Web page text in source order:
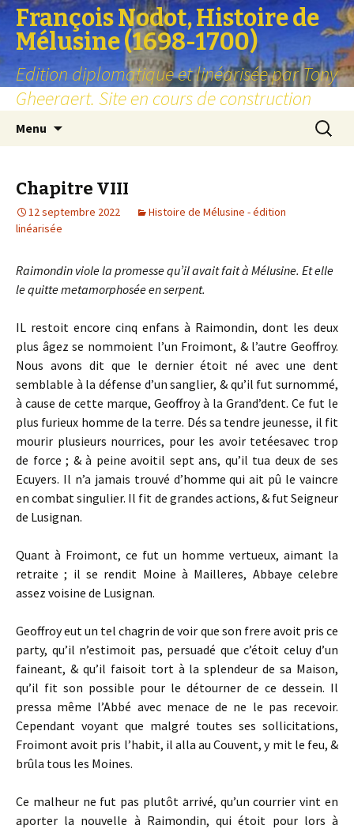
François Nodot, Histoire de
Mélusine (1698-1700)
Edition diplomatique et linéarisée par Tony
Gheeraert. Site en cours de construction
Menu
Chapitre VIII
12 septembre 2022
Histoire de Mélusine - édition
linéarisée
Raimondin viole la promesse qu’il avait fait à Mélusine. Et elle
le quitte metamorphosée en serpent.
IL restoit encore cinq enfans à Raimondin, dont les deux
plus âgez se nommoient l’un Froimont, & l’autre Geoffroy.
Nous avons dit que le dernier étoit né avec une dent
semblable à la défense d’un sanglier, & qu’il fut surnommé,
à cause de cette marque, Geoffroy à la Grand’dent. Ce fut le
plus furieux homme de la terre. Dés sa tendre jeunesse, il fit
mourir plusieurs nourrices, pour les avoir tetéesavec trop
de force ; & à peine avoitil sept ans, qu’il tua deux de ses
Ecuyers. Il n’a jamais trouvé d’homme qui ait pû le vaincre
en combat singulier. Il fit de grandes actions, & fut Seigneur
de Lusignan.
Quant à Froimont, ce fut un homme vertueux, aimant la
retraite ; il se rendit Moine à Mailleres, Abbaye celebre
assez voisine de Lusignan.
Geoffroy eut un tel chagrin de voir que son frere avoit pris ce
party, qu’il n’estimoit pas, persuadé que c’étoit celuy d’un
faineant, & qu’il faisoit tort à la splendeur de sa Maison,
qu’il fit son possible pour le détourner de ce dessein. Il
pressa même l’Abbé avec menace de ne le pas recevoir.
Cependant voyant que malgré toutes ses sollicitations,
Froimont avoit pris l’habit, il alla au Couvent, y mit le feu, &
brûla tous les Moines.
Ce malheur ne fut pas plutôt arrivé, qu’un courrier vint en
aporter la nouvelle à Raimondin, qui étoit pour lors à